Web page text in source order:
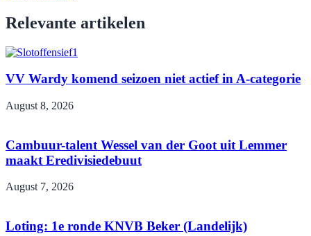
Relevante artikelen
VV Wardy komend seizoen niet actief in A-categorie
August 8, 2026
Cambuur-talent Wessel van der Goot uit Lemmer
maakt Eredivisiedebuut
August 7, 2026
Loting: 1e ronde KNVB Beker (Landelijk)